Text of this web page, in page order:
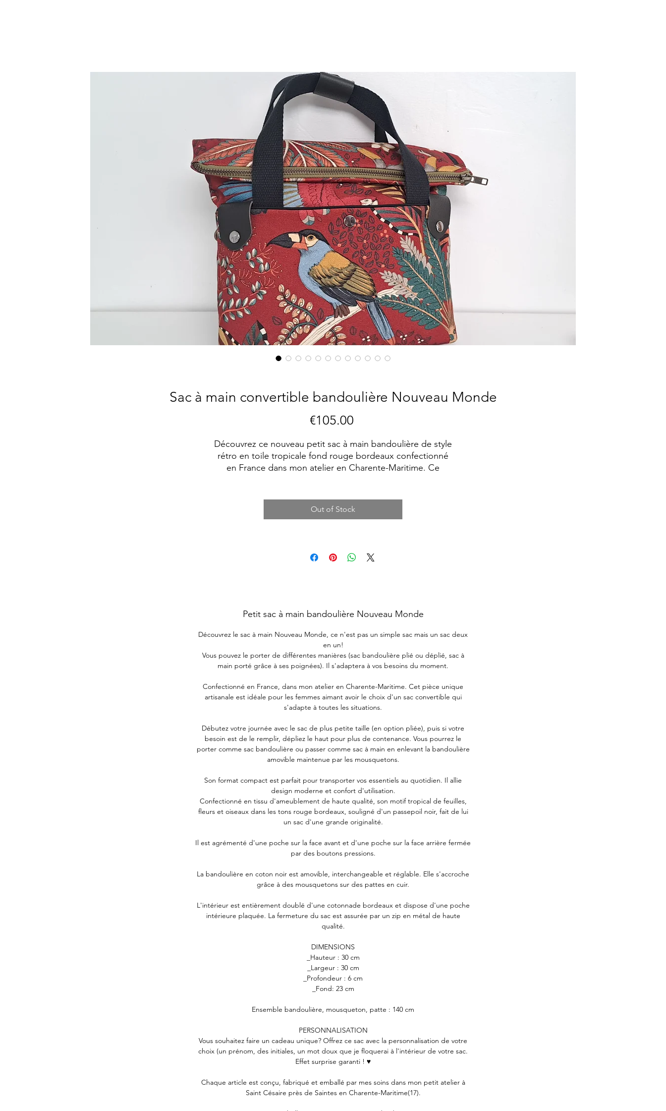
Sac à main convertible bandoulière Nouveau Monde
€105.00
Découvrez ce nouveau petit sac à main bandoulière de style
rétro en toile tropicale fond rouge bordeaux confectionné
en France dans mon atelier en Charente-Maritime. Ce
Out of Stock
Petit sac à main bandoulière Nouveau Monde
Découvrez le sac à main Nouveau Monde, ce n'est pas un simple sac mais un sac deux
en un!
Vous pouvez le porter de différentes manières (sac bandoulière plié ou déplié, sac à
main porté grâce à ses poignées). Il s'adaptera à vos besoins du moment.
Confectionné en France, dans mon atelier en Charente-Maritime. Cet pièce unique
artisanale est idéale pour les femmes aimant avoir le choix d'un sac convertible qui
s'adapte à toutes les situations.
Débutez votre journée avec le sac de plus petite taille (en option pliée), puis si votre
besoin est de le remplir, dépliez le haut pour plus de contenance. Vous pourrez le
porter comme sac bandoulière ou passer comme sac à main en enlevant la bandoulière
amovible maintenue par les mousquetons.
Son format compact est parfait pour transporter vos essentiels au quotidien. Il allie
design moderne et confort d'utilisation.
Confectionné en tissu d'ameublement de haute qualité, son motif tropical de feuilles,
fleurs et oiseaux dans les tons rouge bordeaux, souligné d'un passepoil noir, fait de lui
un sac d'une grande originalité.
Il est agrémenté d'une poche sur la face avant et d'une poche sur la face arrière fermée
par des boutons pressions.
La bandoulière en coton noir est amovible, interchangeable et réglable. Elle s'accroche
grâce à des mousquetons sur des pattes en cuir.
L'intérieur est entièrement doublé d'une cotonnade bordeaux et dispose d'une poche
intérieure plaquée. La fermeture du sac est assurée par un zip en métal de haute
qualité.
DIMENSIONS
_Hauteur : 30 cm
_Largeur : 30 cm
_Profondeur : 6 cm
_Fond: 23 cm
Ensemble bandoulière, mousqueton, patte : 140 cm
PERSONNALISATION
Vous souhaitez faire un cadeau unique? Offrez ce sac avec la personnalisation de votre
choix (un prénom, des initiales, un mot doux que je floquerai à l'intérieur de votre sac.
Effet surprise garanti ! ♥
Chaque article est conçu, fabriqué et emballé par mes soins dans mon petit atelier à
Saint Césaire près de Saintes en Charente-Maritime(17).